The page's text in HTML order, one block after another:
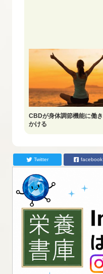
CBDが身体調節機能に働き
かける
Twitter facebook